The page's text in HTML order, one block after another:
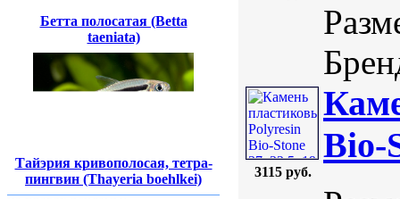
Бетта полосатая (Betta
taeniata)
Тайэрия кривополосая, тетра-
пингвин (Thayeria boehlkei)
3115 руб.
Bio-